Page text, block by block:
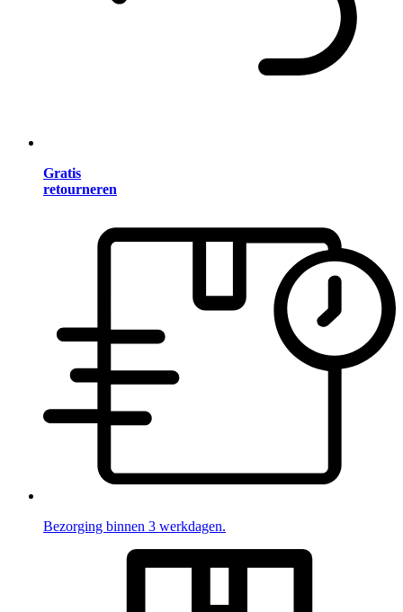
Gratis
retourneren
Bezorging binnen 3 werkdagen.